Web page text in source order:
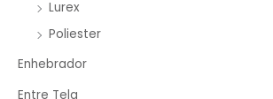
Lurex
Poliester
Enhebrador
Entre Tela